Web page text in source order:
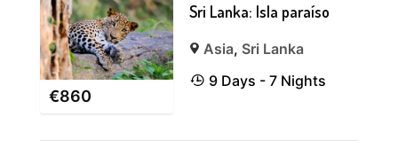
€860
Sri Lanka: Isla paraíso
Asia, Sri Lanka
9 Days - 7 Nights